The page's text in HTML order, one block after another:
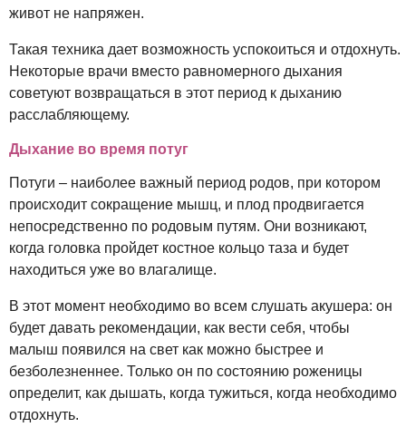
живот не напряжен.
Такая техника дает возможность успокоиться и отдохнуть.
Некоторые врачи вместо равномерного дыхания
советуют возвращаться в этот период к дыханию
расслабляющему.
Дыхание во время потуг
Потуги – наиболее важный период родов, при котором
происходит сокращение мышц, и плод продвигается
непосредственно по родовым путям. Они возникают,
когда головка пройдет костное кольцо таза и будет
находиться уже во влагалище.
В этот момент необходимо во всем слушать акушера: он
будет давать рекомендации, как вести себя, чтобы
малыш появился на свет как можно быстрее и
безболезненнее. Только он по состоянию роженицы
определит, как дышать, когда тужиться, когда необходимо
отдохнуть.